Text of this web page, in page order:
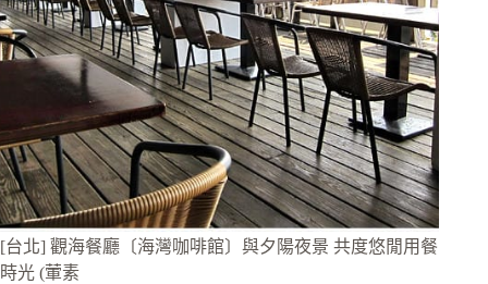
[台北] 觀海餐廳〔海灣咖啡館〕與夕陽夜景 共度悠閒用餐
時光 (葷素